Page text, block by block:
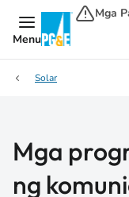
Menu
Mga
Solar
Mga
ng